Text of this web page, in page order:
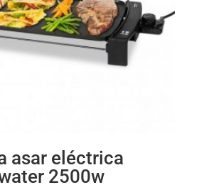
asar eléctrica
2500w